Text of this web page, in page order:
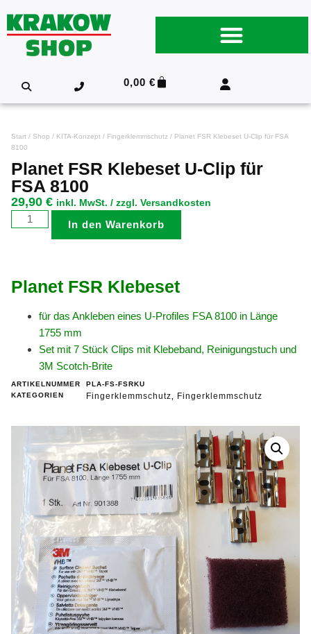
0,00€
Start / Shop / KITA-Konzept / Fingerklemmschutz / Planet FSR Klebeset U-Clip für FSA
8100
Planet FSR Klebeset U-Clip für
FSA 8100
29,90 € inkl. MwSt. / zzgl. Versandkosten
In den Warenkorb
Planet FSR Klebeset
für das Ankleben eines U-Profiles FSA 8100 in Länge
1755 mm
Set mit 7 Stück Clips mit Klebeband, Reinigungstuch und
3M Scotch-Brite
ARTIKELNUMMER
PLA-FS-FSRKU
KATEGORIEN
Fingerklemmschutz Fingerklemmschutz